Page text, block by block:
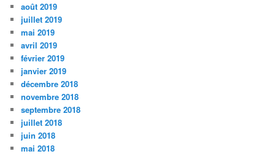
août 2019
juillet 2019
mai 2019
avril 2019
février 2019
janvier 2019
décembre 2018
novembre 2018
septembre 2018
juillet 2018
juin 2018
mai 2018